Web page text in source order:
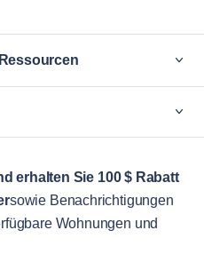
erhalten Sie 100 $ Rabatt
sowie Benachrichtigungen
Wohnungen und